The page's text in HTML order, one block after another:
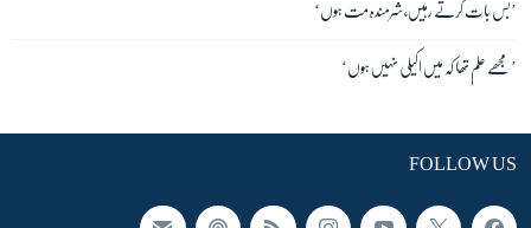
’بس بات کرتے رہیں، شرمندہ مت ہوں‘
’مجھے علم تھا کہ میں اکیلی نہیں ہوں‘
FOLLOW US